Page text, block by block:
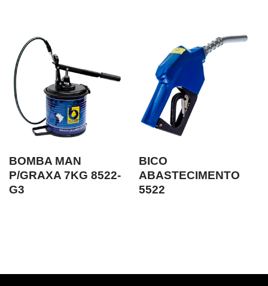
BOMBA MAN
P/GRAXA 7KG 8522-
G3
BICO
ABASTECIMENTO
5522